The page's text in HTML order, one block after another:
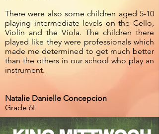
There were also some children aged 5-10
playing intermediate levels on the Cello,
Violin and the Viola. The children there
played like they were professionals which
made me determined to get much better
than the others in our school who play an
instrument.
Natalie Danielle Concepcion
Grade 6I